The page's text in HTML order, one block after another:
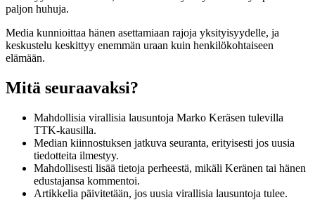
paljon huhuja.
Media kunnioittaa hänen asettamiaan rajoja yksityisyydelle, ja
keskustelu keskittyy enemmän uraan kuin henkilökohtaiseen
elämään.
Mitä seuraavaksi?
Mahdollisia virallisia lausuntoja Marko Keräsen tulevilla
TTK-kausilla.
Median kiinnostuksen jatkuva seuranta, erityisesti jos uusia
tiedotteita ilmestyy.
Mahdollisesti lisää tietoja perheestä, mikäli Keränen tai hänen
edustajansa kommentoi.
Artikkelia päivitetään, jos uusia virallisia lausuntoja tulee.